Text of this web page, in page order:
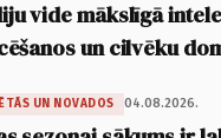
vide mākslīgā
un cilvēku
UN NOVADOS 04.08.2026.